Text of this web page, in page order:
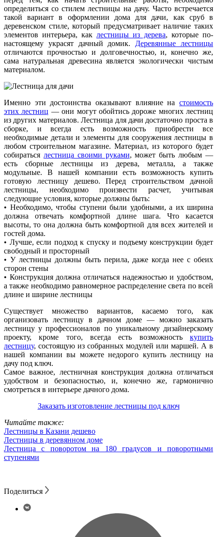
определиться со стилем лестницы на дачу. Часто встречается
такой вариант в оформлении дома для дачи, как сруб в
деревенском стиле, который предусматривает наличие таких
элементов интерьера, как лестницы из дерева, которые по-
настоящему украсят дачный домик.Деревянные лестницы
отличаются прочностью и долговечностью, и, конечно же,
сама натуральная древесина является экологически чистым
материалом.
Именно эти достоинства оказывают влияние на стоимость
этих лестниц — они могут обойтись дороже многих лестниц
из других материалов. Лестница для дачи достаточно проста в
сборке, и всегда есть возможность приобрести все
необходимые детали и элементы для сооружения лестницы в
любом строительном магазине. Материал, из которого будет
собираться лестница своими руками, может быть любым —
есть сборные лестницы из дерева, металла, а также
модульные. В нашей компании есть возможность купить
готовую лестницу дешево. Перед строительством дачной
лестницы, необходимо произвести расчет, учитывая
следующие условия, которые должны быть:
• Необходимо, чтобы ступени были удобными, а их ширина
должна отвечать комфортной длине шага. Что касается
высоты, то она должна быть комфортной для всех жителей и
гостей дома.
• Лучше, если подход к спуску и подъему конструкции будет
свободный и просторный
• У лестницы должны быть перила, даже когда нее с обеих
сторон стены
• Конструкция должна отличаться надежностью и удобством,
а также необходимо равномерное распределение света по всей
длине и ширине лестницы
Существует множество вариантов, касаемо того, как
организовать лестницу в дачном доме — можно заказать
лестницу у профессионалов по уникальному дизайнерскому
проекту, кроме того, всегда есть возможность купить
лестницу, состоящую из собранных модулей или маршей. А в
нашей компании вы можете недорого купить лестницу на
дачу под ключ.
Самое важное, лестничная конструкция должна отличаться
удобством и безопасностью, и, конечно же, гармонично
смотреться в интерьере дачного дома.
Заказать изготовление лестницы под ключ
Читайте также:
Лестницы в Казани дешево
Лестницы в деревянном доме
Лестница с поворотом на 180 градусов и поворотными
ступенями
Поделиться